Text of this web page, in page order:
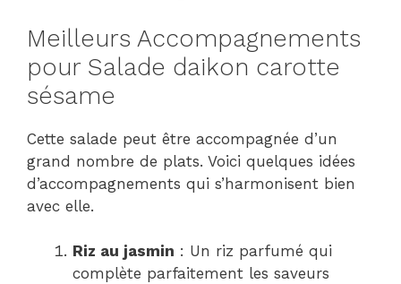
Meilleurs Accompagnements
pour Salade daikon carotte
sésame
Cette salade peut être accompagnée d’un
grand nombre de plats. Voici quelques idées
d’accompagnements qui s’harmonisent bien
avec elle.
Riz au jasmin : Un riz parfumé qui
complète parfaitement les saveurs